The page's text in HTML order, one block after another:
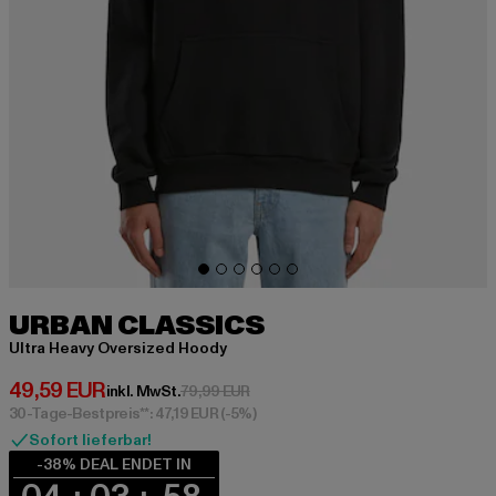
URBAN CLASSICS
Ultra Heavy Oversized Hoody
49,59 EUR
Derzeitiger Preis: 49,59 EUR
inkl. MwSt.79,99 EURAktionspreis: 79,99 EUR
30-Tage-Bestpreis**: 47,19 EUR(-5%)
Sofort lieferbar!
-38% DEAL ENDET IN